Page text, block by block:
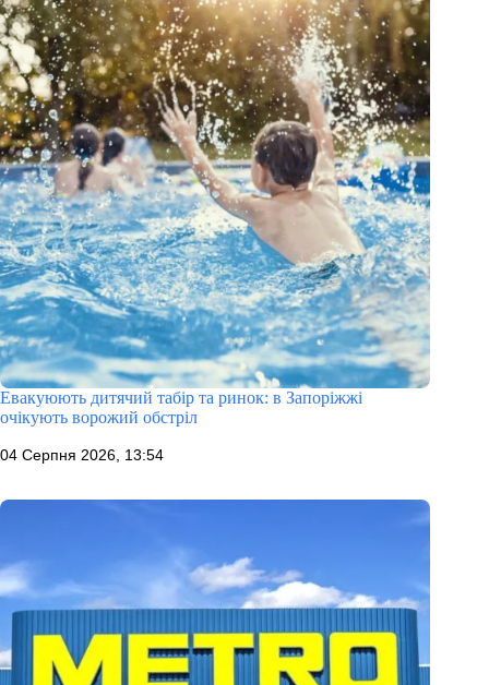
Евакуюють дитячий табір та ринок: в Запоріжжі
очікують ворожий обстріл
04 Серпня 2026, 13:54